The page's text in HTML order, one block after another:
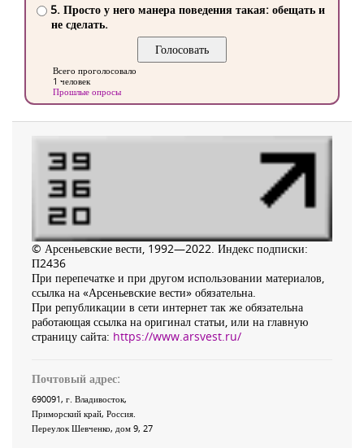
5. Просто у него манера поведения такая: обещать и
не сделать.
Всего проголосовало
1 человек
Прошлые опросы
© Арсеньевские вести, 1992—2022. Индекс подписки:
П2436
При перепечатке и при другом использовании материалов,
ссылка на «Арсеньевские вести» обязательна.
При републикации в сети интернет так же обязательна
работающая ссылка на оригинал статьи, или на главную
страницу сайта: https://www.arsvest.ru/
Почтовый адрес:
690091, г. Владивосток,
Приморский край, Россия.
Переулок Шевченко, дом 9, 27